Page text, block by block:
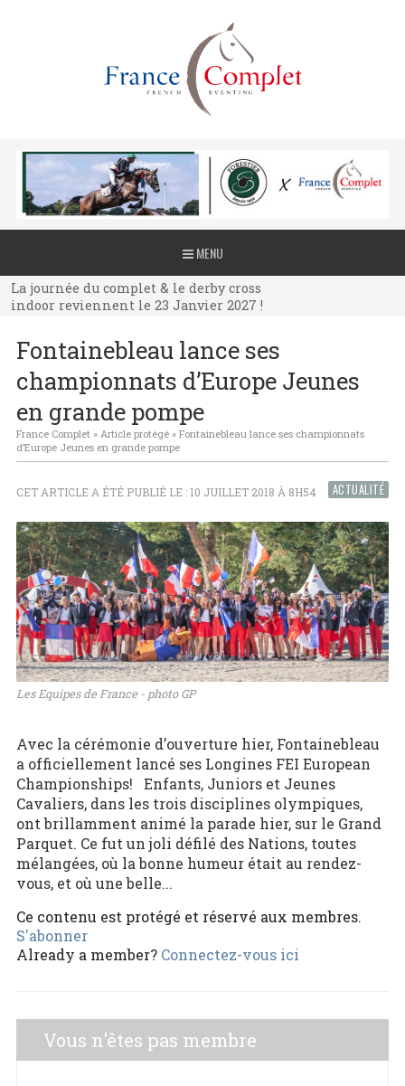
MENU
La journée du complet & le derby cross
indoor reviennent le 23 Janvier 2027 !
La journée du complet & le derby cross
indoor reviennent le 23 Janvier 2027 !
indoor reviennent le 23 Janvier 2027 !
Fontainebleau lance ses
championnats d’Europe Jeunes
en grande pompe
France Complet» Article protégé» Fontainebleau lance ses championnats
d’Europe Jeunes en grande pompe
ACTUALITÉ
CET ARTICLE A ÉTÉ PUBLIÉ LE : 10 JUILLET 2018 À 8H54
Les Equipes de France - photo GP
Avec la cérémonie d’ouverture hier, Fontainebleau
a officiellement lancé ses Longines FEI European
Championships! Enfants, Juniors et Jeunes
Cavaliers, dans les trois disciplines olympiques,
ont brillamment animé la parade hier, sur le Grand
Parquet. Ce fut un joli défilé des Nations, toutes
mélangées, où la bonne humeur était au rendez-
vous, et où une belle...
Ce contenu est protégé et réservé aux membres.
S'abonner
Already a member? Connectez-vous ici
Vous n'êtes pas membre